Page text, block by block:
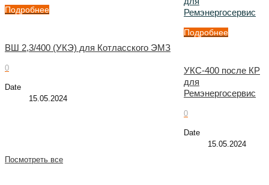
Подробнее
ВШ 2,3/400 (УКЭ) для Котласского ЭМЗ
0
Date
15.05.2024
Ремэнергосервис
Подробнее
УКС-400 после КР
для
Ремэнергосервис
0
Date
15.05.2024
Посмотреть все